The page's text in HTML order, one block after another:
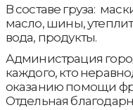
В составе груза:
масло, шины,
вода, продукты.
Администрация
каждого, кто
оказанию помощи
Отдельная